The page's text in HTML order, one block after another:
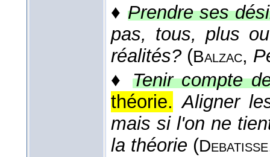
♦ Prendre ses
pas, tous, plus
réalités?(Balzac,
♦ Tenir compte
théorie. Aligner
mais si l'on ne
la théorie (Debatisse